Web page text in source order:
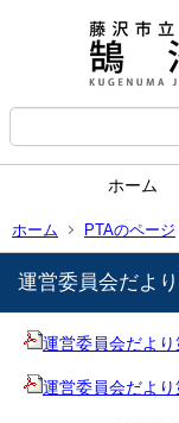
ホーム
ホーム PTAのページ
運営委員会だよ
運営委員会だよ
運営委員会だよ